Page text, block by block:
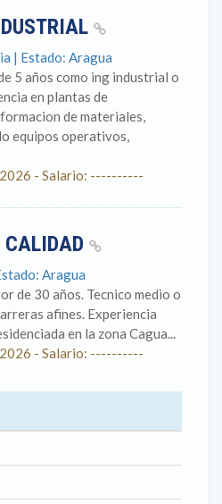
| Estado: Aragua
5 años como ing industrial o
en plantas de
de materiales,
equipos operativos,
- Salario: ----------
Aragua
de 30 años. Tecnico medio o
afines. Experiencia
en la zona Cagua...
- Salario: ----------